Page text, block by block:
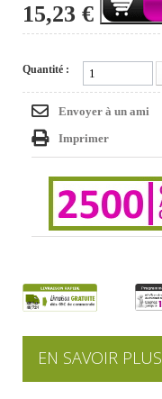
15,23 €
Quantité :
Envoyer à un ami
Imprimer
EN SAVOIR PLUS